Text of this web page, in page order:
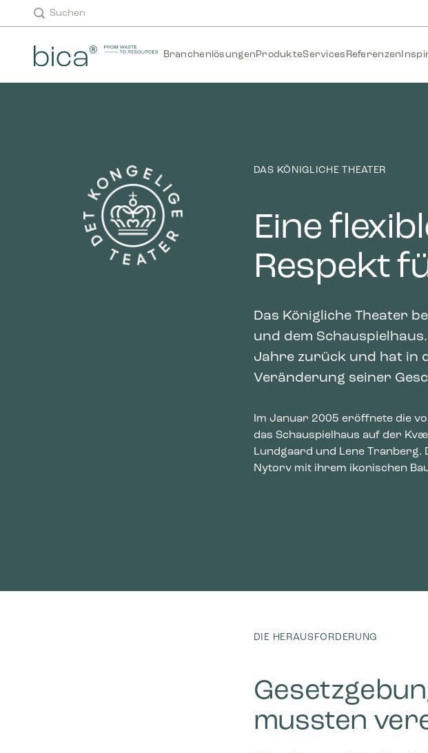
Inhalt
Suchen
Branchenlösungen ProdukteServices Referenzen
DAS KÖNIGLICHE THEATER
Eine
Respekt
Das Königliche Theater
und dem
Jahre zurück und hat in
Veränderung seiner
Im Januar 2005 eröffnete die
das Schauspielhaus auf der
Lundgaard und Lene Tranberg.
Nytorv mit ihrem ikonischen
DIE HERAUSFORDERUNG
mussten